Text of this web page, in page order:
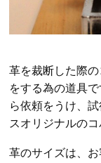
革を裁断した際の
をする為の道具
ら依頼をうけ、
スオリジナルの
革のサイズは 、